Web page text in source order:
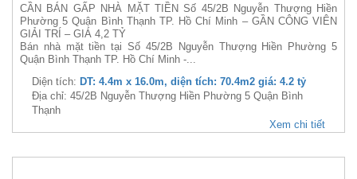
CẦN BÁN GẤP NHÀ MẶT TIỀN Số 45/2B Nguyễn Thượng Hiền
Phường 5 Quận Bình Thạnh TP. Hồ Chí Minh – GẦN CÔNG VIÊN
GIẢI TRÍ – GIÁ 4,2 TỶ
Bán nhà mặt tiền tại Số 45/2B Nguyễn Thượng Hiền Phường 5
Quận Bình Thạnh TP. Hồ Chí Minh -...
Diện tích: DT: 4.4m x 16.0m, diện tích: 70.4m2 giá: 4.2 tỷ
Địa chỉ: 45/2B Nguyễn Thượng Hiền Phường 5 Quận Bình
Thạnh
Xem chi tiết